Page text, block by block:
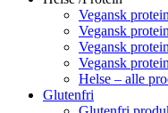
Vegansk
Vegansk
Vegansk
Vegansk
Helse – alle
Glutenfri